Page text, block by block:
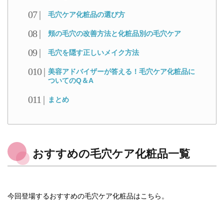
毛穴ケア化粧品の選び方
頬の毛穴の改善方法と化粧品別の毛穴ケア
毛穴を隠す正しいメイク方法
美容アドバイザーが答える！毛穴ケア化粧品に
ついてのQ＆A
まとめ
おすすめの毛穴ケア化粧品一覧
今回登場するおすすめの毛穴ケア化粧品はこちら。